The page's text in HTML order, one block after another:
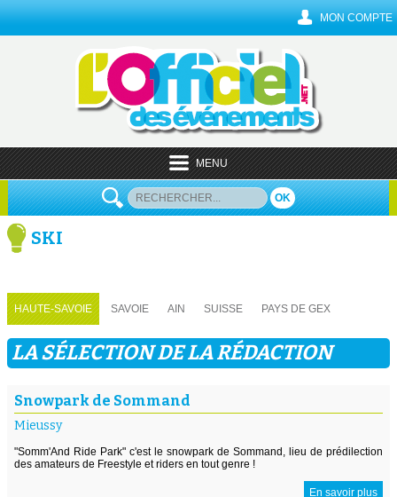
MON COMPTE
MENU
OK
SKI
HAUTE-SAVOIE SAVOIE AIN SUISSE PAYS DE GEX
LA SÉLECTION DE LA RÉDACTION
Snowpark de Sommand
Mieussy
"Somm'And Ride Park" c'est le snowpark de Sommand, lieu de prédilection
des amateurs de Freestyle et riders en tout genre !
En savoir plus